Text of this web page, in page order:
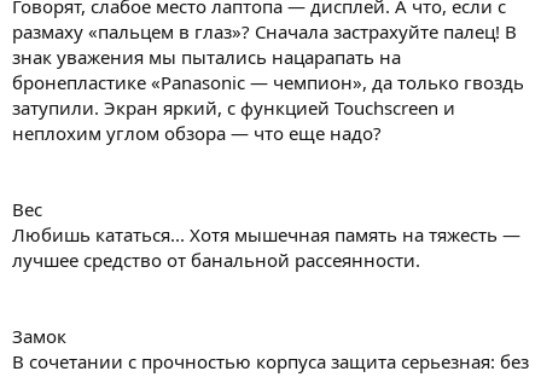
Говорят, слабое место лаптопа — дисплей. А что, если с
размаху «пальцем в глаз»? Сначала застрахуйте палец! В
знак уважения мы пытались нацарапать на
бронепластике «Panasonic — чемпион», да только гвоздь
затупили. Экран яркий, с функцией Touchscreen и
неплохим углом обзора — что еще надо?
Вес
Любишь кататься... Хотя мышечная память на тяжесть —
лучшее средство от банальной рассеянности.
Замок
В сочетании с прочностью корпуса защита серьезная: без